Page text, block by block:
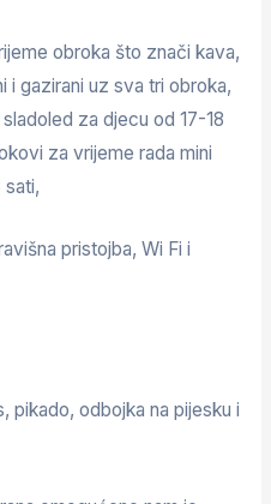
obroka što znači kava,
i gazirani uz sva tri obroka,
za djecu od 17-18
za vrijeme rada mini
sati,
pristojba, Wi Fi i
pikado, odbojka na pijesku i